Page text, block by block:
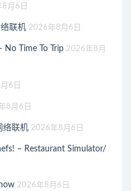
月6日
联机 2026年8月6日
Time To Trip 2026年8月
6日
8月6日
络联机 2026年8月6日
– Restaurant Simulator/
2026年8月6日